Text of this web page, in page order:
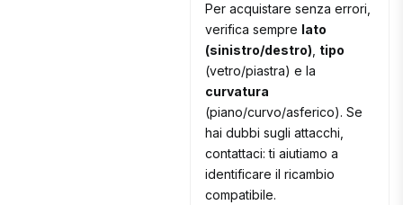
Per acquistare senza errori,
verifica sempre lato
(sinistro/destro) tipo
(vetro/piastra) e la
curvatura
(piano/curvo/asferico). Se
hai dubbi sugli attacchi,
contattaci: ti aiutiamo a
identificare il ricambio
compatibile.